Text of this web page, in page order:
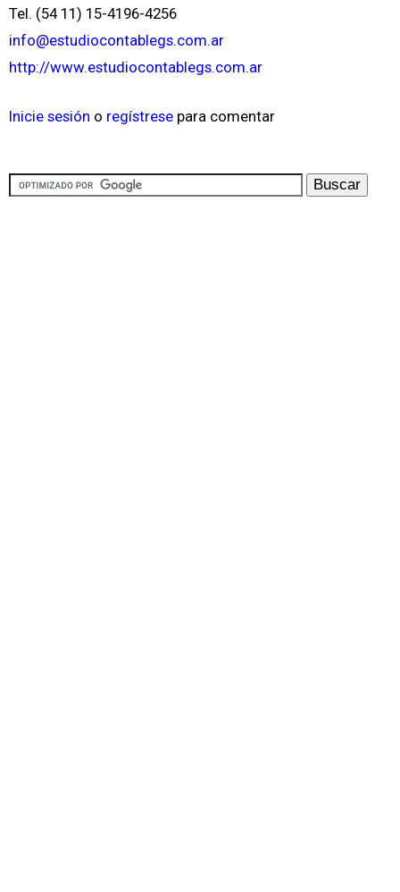
Tel. (54 11) 15-4196-4256
info@estudiocontablegs.com.ar
http://www.estudiocontablegs.com.ar
Inicie sesión o regístrese para comentar